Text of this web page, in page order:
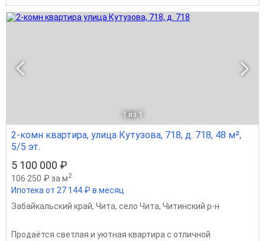
1 из 1
2-комн квартира, улица Кутузова, 718, д. 718, 48 м²,
5/5 эт.
5 100 000 ₽
106 250 ₽ за м2
Ипотека от 27 144 ₽ в месяц
Забайкальский край, Чита, село Чита, Читинский р-н
Продаётся светлая и уютная квартира с отличной